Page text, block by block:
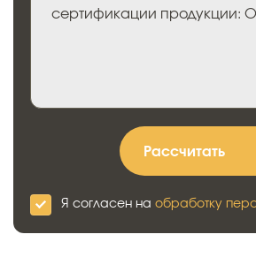
Я согласен наобработку
Рассчитать